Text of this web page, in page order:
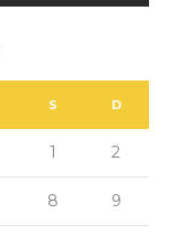
S D
1 2
8 9